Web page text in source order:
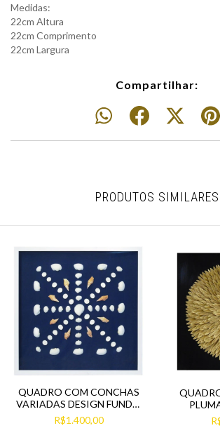
Medidas:
22cm Altura
22cm Comprimento
22cm Largura
Compartilhar:
PRODUTOS SIMILARES
QUADRO COM CONCHAS
VARIADAS DESIGN FUNDO
DO MAR
R$1.400,00